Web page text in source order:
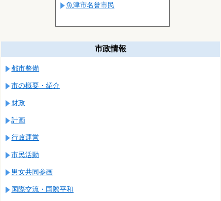
魚津市名誉市民
市政情報
都市整備
市の概要・紹介
財政
計画
行政運営
市民活動
男女共同参画
国際交流・国際平和